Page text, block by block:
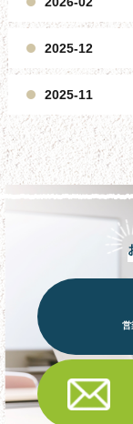
2025-12
2025-11
営